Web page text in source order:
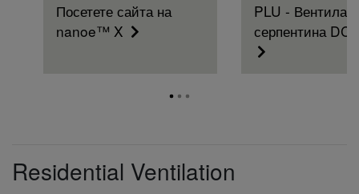
Посетете сайта на
nanoe™ X
PLU -
серпентина DC
Residential Ventilation